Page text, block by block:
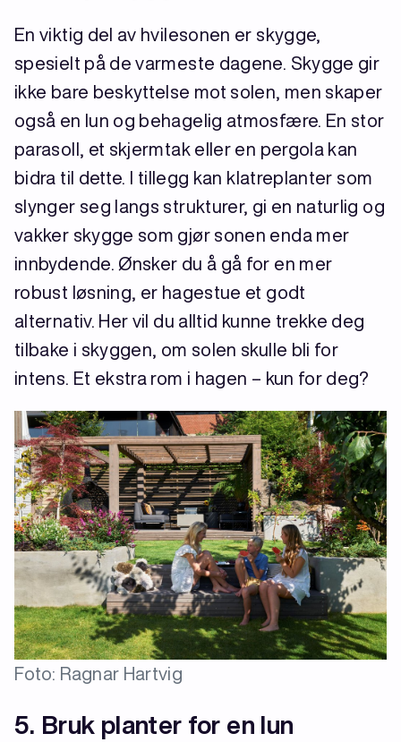
En viktig del av hvilesonen er skygge,
spesielt på de varmeste dagene. Skygge gir
ikke bare beskyttelse mot solen, men skaper
også en lun og behagelig atmosfære. En stor
parasoll, et skjermtak eller en pergola kan
bidra til dette. I tillegg kan klatreplanter som
slynger seg langs strukturer, gi en naturlig og
vakker skygge som gjør sonen enda mer
innbydende. Ønsker du å gå for en mer
robust løsning, er hagestue et godt
alternativ. Her vil du alltid kunne trekke deg
tilbake i skyggen, om solen skulle bli for
intens. Et ekstra rom i hagen – kun for deg?
Foto: Ragnar Hartvig
5. Bruk planter for en lun